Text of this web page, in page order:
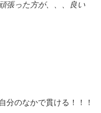
張った方が、、、良い
分のなかで貫ける！！！